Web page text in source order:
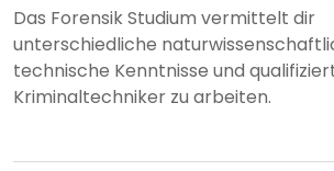
Das Forensik Studium vermittelt dir
unterschiedliche
technische Kenntnisse und
Kriminaltechniker zu arbeiten.